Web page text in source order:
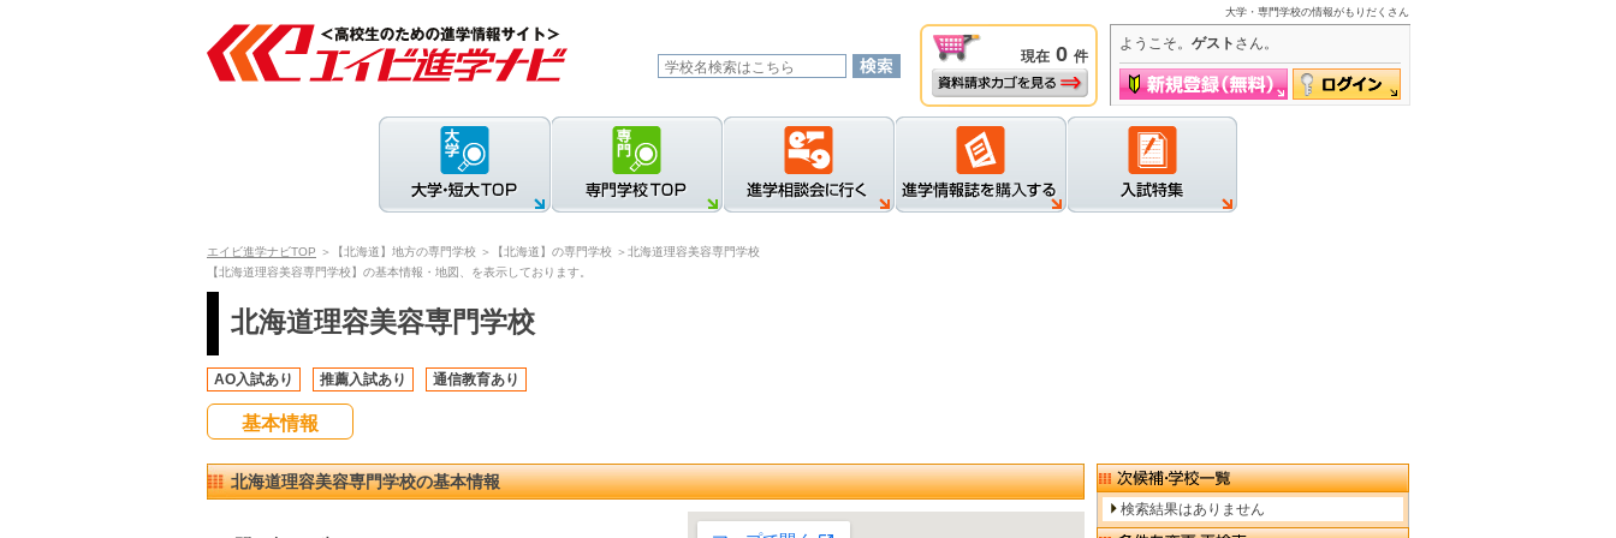
大学・専門学校の情報がもりだくさん
現在 0 件
資料請求カゴを見る
新規登録 ログイン
ようこそ。 ゲスト さん。
エイビ進学ナビTOP ＞【北海道】地方の専門学校 ＞【北海道】の専門学校 ＞北海道理容美容専門学校
【北海道理容美容専門学校】の基本情報・地図、を表示しております。
北海道理容美容専門学校
AO入試あり 推薦入試あり 通信教育あり
基本情報
北海道理容美容専門学校の基本情報
検索結果はありません